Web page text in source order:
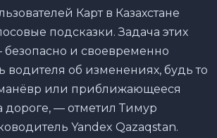
Карт в Казахстане
подсказки. Задача этих
и своевременно
водителя об изменениях, будь то
или приближающееся
дороге, — отметил Тимур
Yandex Qazaqstan.